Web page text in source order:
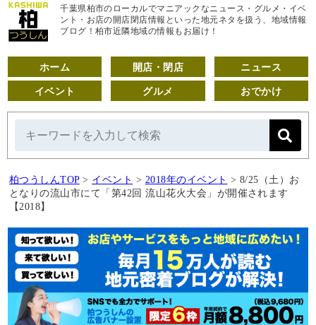
千葉県柏市のローカルでマニアックなニュース・グルメ・イベ
ント・お店の開店閉店情報といった地元ネタを扱う、地域情報
ブログ！柏市近隣地域の情報もお届け！
ホーム 開店・閉店 ニュース
イベント グルメ おでかけ
柏つうしんTOP > イベント > 2018年のイベント > 8/25（土）お
となりの流山市にて「第42回 流山花火大会」が開催されます
【2018】